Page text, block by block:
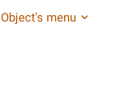
Object's menu